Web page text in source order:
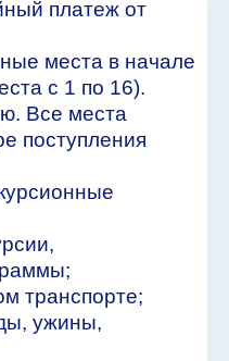
платеж от
места в начале
с 1 по 16).
Все места
поступления
транспорте;
ужины,